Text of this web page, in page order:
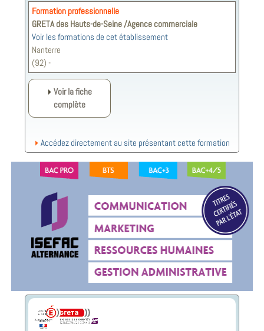
Formation professionnelle
GRETA des Hauts-de-Seine /Agence commerciale
Voir les formations de cet établissement
Nanterre
(92) -
Voir la fiche
complète
Accédez directement au site présentant cette formation